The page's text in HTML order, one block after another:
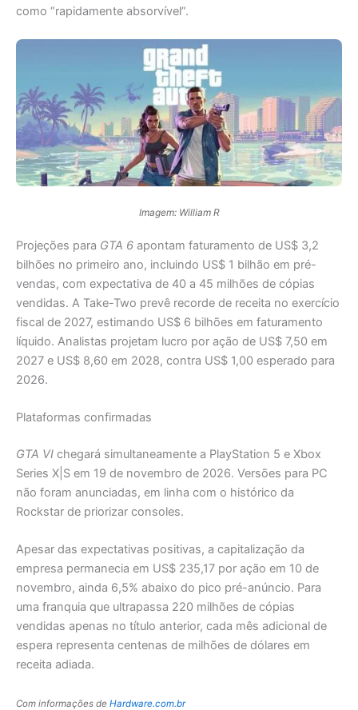
como “rapidamente absorvível”.
Imagem: William R
Projeções para GTA 6 apontam faturamento de US$ 3,2
bilhões no primeiro ano, incluindo US$ 1 bilhão em pré-
vendas, com expectativa de 40 a 45 milhões de cópias
vendidas. A Take-Two prevê recorde de receita no exercício
fiscal de 2027, estimando US$ 6 bilhões em faturamento
líquido. Analistas projetam lucro por ação de US$ 7,50 em
2027 e US$ 8,60 em 2028, contra US$ 1,00 esperado para
2026.
Plataformas confirmadas
GTA VI chegará simultaneamente a PlayStation 5 e Xbox
Series X|S em 19 de novembro de 2026. Versões para PC
não foram anunciadas, em linha com o histórico da
Rockstar de priorizar consoles.
Apesar das expectativas positivas, a capitalização da
empresa permanecia em US$ 235,17 por ação em 10 de
novembro, ainda 6,5% abaixo do pico pré-anúncio. Para
uma franquia que ultrapassa 220 milhões de cópias
vendidas apenas no título anterior, cada mês adicional de
espera representa centenas de milhões de dólares em
receita adiada.
Com informações de Hardware.com.br